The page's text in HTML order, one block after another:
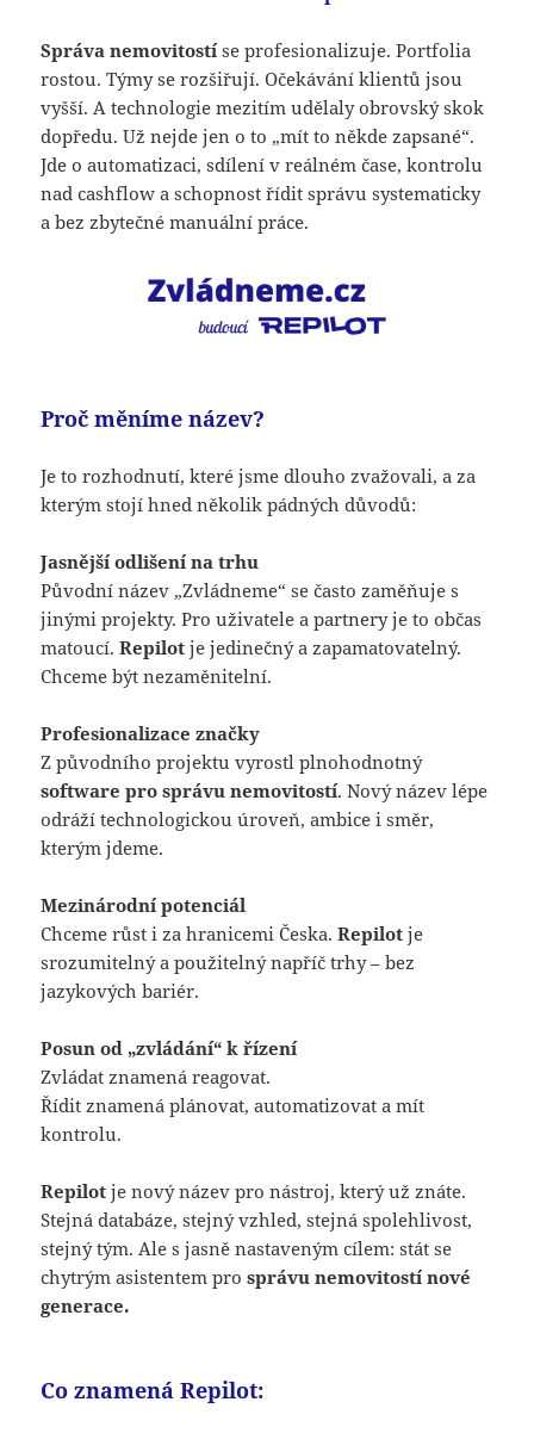
Správa nemovitostí se profesionalizuje. Portfolia
rostou. Týmy se rozšiřují. Očekávání klientů jsou
vyšší. A technologie mezitím udělaly obrovský skok
dopředu. Už nejde jen o to „mít to někde zapsané“.
Jde o automatizaci, sdílení v reálném čase, kontrolu
nad cashflow a schopnost řídit správu systematicky
a bez zbytečné manuální práce.
Proč měníme název?
Je to rozhodnutí, které jsme dlouho zvažovali, a za
kterým stojí hned několik pádných důvodů:
Jasnější odlišení na trhu
Původní název „Zvládneme“ se často zaměňuje s
jinými projekty. Pro uživatele a partnery je to občas
matoucí.Repilotje jedinečný a zapamatovatelný.
Chceme být nezaměnitelní.
Profesionalizace značky
Z původního projektu vyrostl plnohodnotný
software pro správu nemovitostí. Nový název lépe
odráží technologickou úroveň, ambice i směr,
kterým jdeme.
Mezinárodní potenciál
Chceme růst i za hranicemi Česka.Repilotje
srozumitelný a použitelný napříč trhy – bez
jazykových bariér.
Posun od „zvládání“ k řízení
Zvládat znamená reagovat.
Řídit znamená plánovat, automatizovat a mít
kontrolu.
Repilotje nový název pro nástroj, který už znáte.
Stejná databáze, stejný vzhled, stejná spolehlivost,
stejný tým. Ale s jasně nastaveným cílem: stát se
chytrým asistentem prosprávu nemovitostí nové
generace.
Co znamená Repilot: